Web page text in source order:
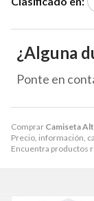
Comprar Camiseta
Precio, información,
Encuentra productos
¿Alguna
Ponte en